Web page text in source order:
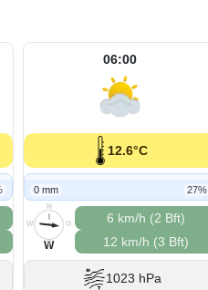
06:00
12.6°C
0 mm 27%
N
O
S
W
W
6 km/h (2 Bft)
12 km/h (3 Bft)
1023 hPa